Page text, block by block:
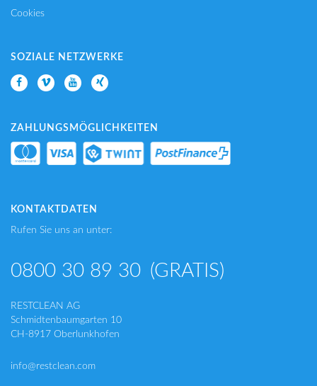
Cookies
SOZIALE NETZWERKE
ZAHLUNGSMÖGLICHKEITEN
KONTAKTDATEN
Rufen Sie uns an unter:
0800 30 89 30 (GRATIS)
RESTCLEAN AG
Schmidtenbaumgarten 10
CH-8917 Oberlunkhofen
info@restclean.com